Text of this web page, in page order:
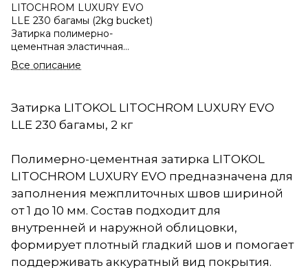
LITOCHROM LUXURY EVO
LLE 230 багамы (2kg bucket)
Затирка полимерно-
цементная эластичная
влагостойкая с
противогрибковыми
шириной 1-10 мм. (200)
Все описание
Затирка LITOKOL LITOCHROM LUXURY EVO
LLE 230 багамы, 2 кг
Полимерно-цементная затирка LITOKOL
LITOCHROM LUXURY EVO предназначена для
заполнения межплиточных швов шириной
от 1 до 10 мм. Состав подходит для
внутренней и наружной облицовки,
формирует плотный гладкий шов и помогает
поддерживать аккуратный вид покрытия.